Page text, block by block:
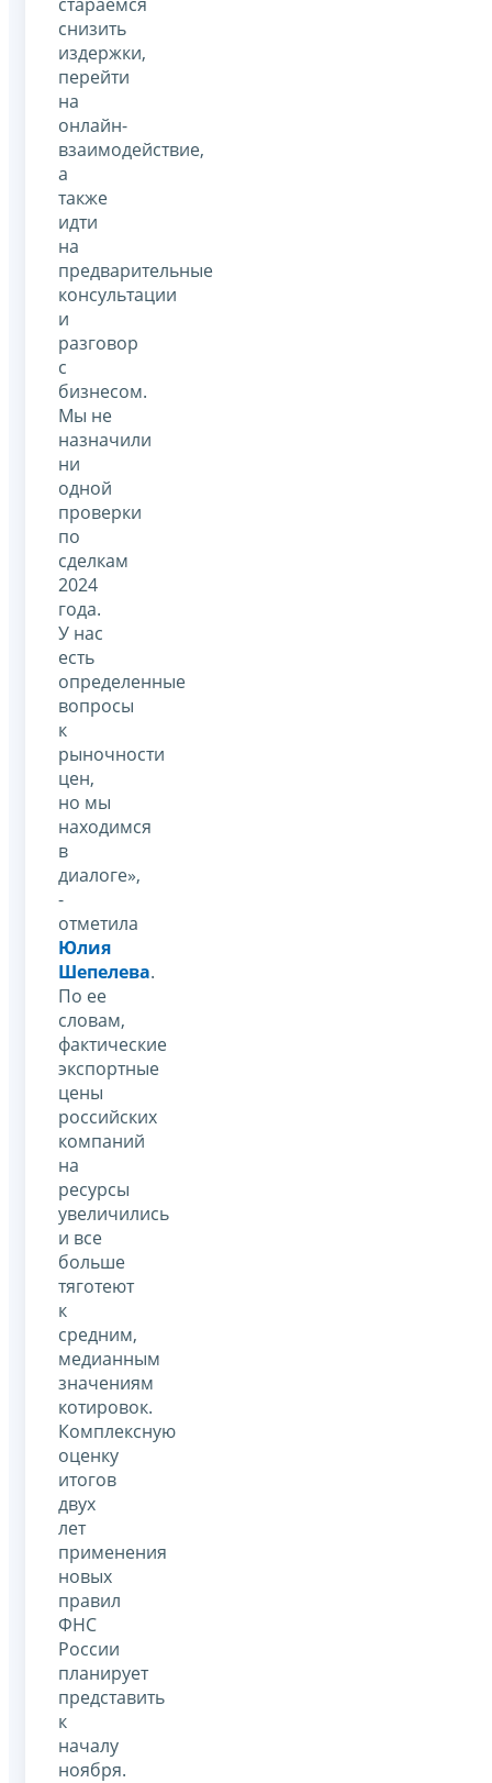
снизить
издержки,
перейти
на
онлайн-
взаимодействие,
а
также
идти
на
предварительные
консультации
и
разговор
с
бизнесом.
Мы не
назначили
ни
одной
проверки
по
сделкам
2024
года.
У нас
есть
определенные
вопросы
к
рыночности
цен,
но мы
находимся
в
диалоге»,
-
отметила
Юлия
Шепелева.
По ее
словам,
фактические
экспортные
цены
российских
компаний
на
ресурсы
увеличились
и все
больше
тяготеют
к
средним,
медианным
значениям
котировок.
Комплексную
оценку
итогов
двух
лет
применения
новых
правил
ФНС
России
планирует
представить
к
началу
ноября.